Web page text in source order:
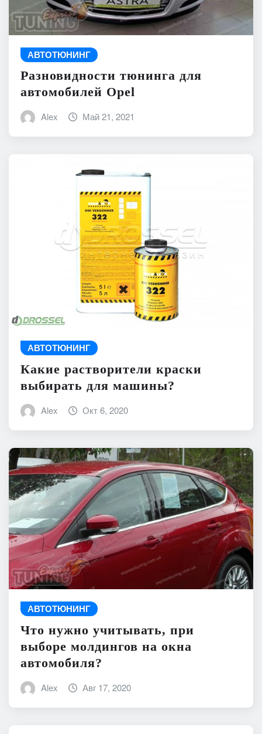
АВТОТЮНИНГ
Разновидности тюнинга для
автомобилей Opel
Alex Май 21, 2021
АВТОТЮНИНГ
Какие растворители краски
выбирать для машины?
Alex Окт 6, 2020
АВТОТЮНИНГ
Что нужно учитывать, при
выборе молдингов на окна
автомобиля?
Alex Авг 17, 2020